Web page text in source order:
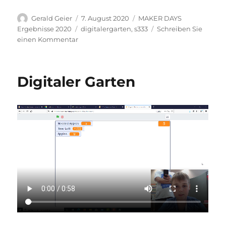
Autor
Gerald Geier
Veröffentlicht
am
7. August 2020 Kategorien
MAKER DAYS
Ergebnisse 2020
Schlagwörter
digitalergarten,s333
Schreiben Sie
einen Kommentarzu
Digitaler Garten